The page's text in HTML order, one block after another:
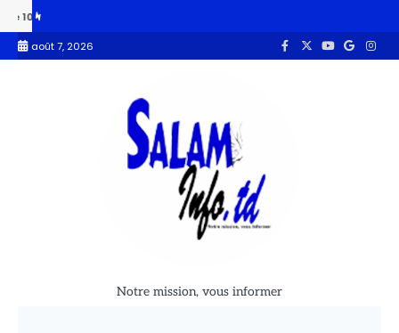
% des ménages identifiés
août 7, 2026
Notre mission, vous informer